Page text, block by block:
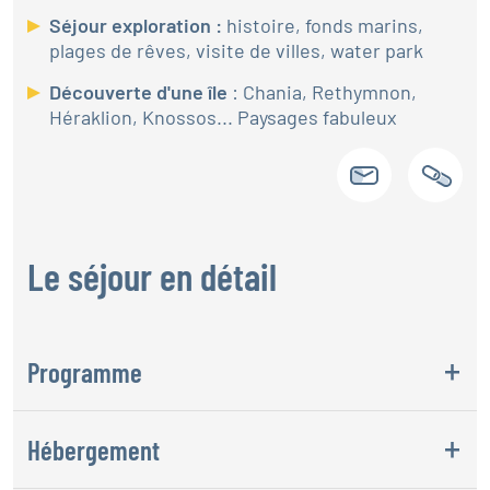
Séjour exploration : histoire, fonds marins,
plages de rêves, visite de villes, water park
Découverte d'une île : Chania, Rethymnon,
Héraklion, Knossos... Paysages fabuleux
Le séjour en détail
Programme
Hébergement